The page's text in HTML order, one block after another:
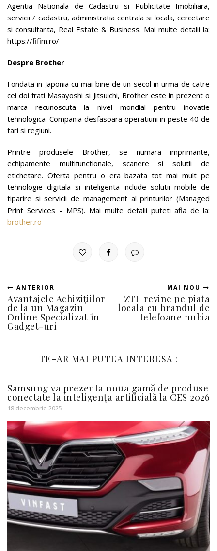
Agentia Nationala de Cadastru si Publicitate Imobiliara,
servicii / cadastru, administratia centrala si locala, cercetare
si consultanta, Real Estate & Business. Mai multe detalii la:
https://fifim.ro/
Despre Brother
Fondata in Japonia cu mai bine de un secol in urma de catre
cei doi frati Masayoshi si Jitsuichi, Brother este in prezent o
marca recunoscuta la nivel mondial pentru inovatie
tehnologica. Compania desfasoara operatiuni in peste 40 de
tari si regiuni.
Printre produsele Brother, se numara imprimante,
echipamente multifunctionale, scanere si solutii de
etichetare. Oferta pentru o era bazata tot mai mult pe
tehnologie digitala si inteligenta include solutii mobile de
tiparire si servicii de management al printurilor (Managed
Print Services – MPS). Mai multe detalii puteti afla de la:
brother.ro
ANTERIOR
Avantajele Achizițiilor
de la un Magazin
Online Specializat în
Gadget-uri
MAI NOU
ZTE revine pe piata
locala cu brandul de
telefoane nubia
TE-AR MAI PUTEA INTERESA :
Samsung va prezenta noua gamă de produse
conectate la inteligența artificială la CES 2026
18 decembrie 2025